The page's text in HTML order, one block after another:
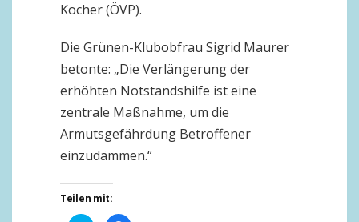
Kocher (ÖVP).
Die Grünen-Klubobfrau Sigrid Maurer
betonte: „Die Verlängerung der
erhöhten Notstandshilfe ist eine
zentrale Maßnahme, um die
Armutsgefährdung Betroffener
einzudämmen.“
Teilen mit: